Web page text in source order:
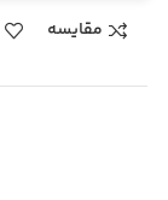
مقایسه